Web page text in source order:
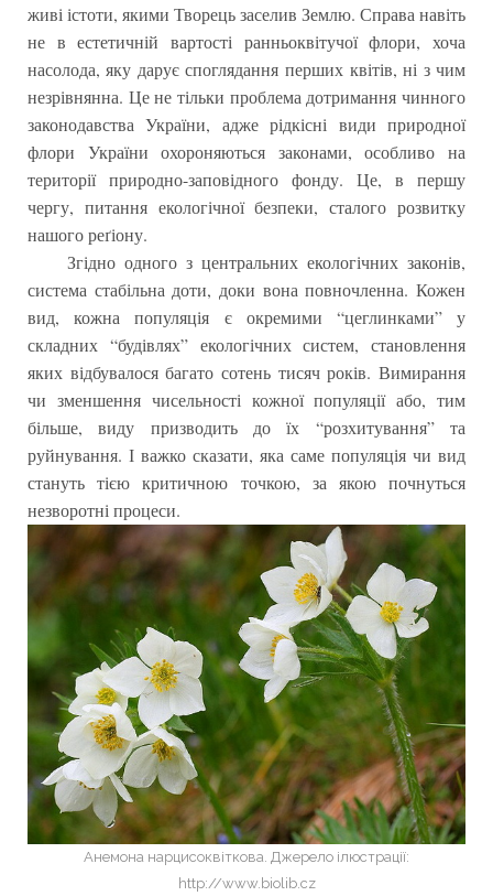
живі істоти, якими Творець заселив Землю. Справа навіть
не в естетичній вартості ранньоквітучої флори, хоча
насолода, яку дарує споглядання перших квітів, ні з чим
незрівнянна. Це не тільки проблема дотримання чинного
законодавства України, адже рідкісні види природної
флори України охороняються законами, особливо на
території природно-заповідного фонду. Це, в першу
чергу, питання екологічної безпеки, сталого розвитку
нашого реґіону.
Згідно одного з центральних екологічних законів,
система стабільна доти, доки вона повночленна. Кожен
вид, кожна популяція є окремими “цеглинками” у
складних “будівлях” екологічних систем, становлення
яких відбувалося багато сотень тисяч років. Вимирання
чи зменшення чисельності кожної популяції або, тим
більше, виду призводить до їх “розхитування” та
руйнування. І важко сказати, яка саме популяція чи вид
стануть тією критичною точкою, за якою почнуться
незворотні процеси.
Анемона нарцисоквіткова. Джерело ілюстрації:
http://www.biolib.cz